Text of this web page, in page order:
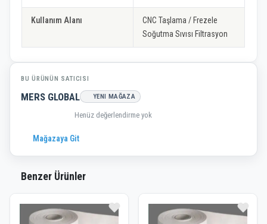
Kullanım Alanı
CNC Taşlama / Frezele
Soğutma Sıvısı Filtrasyon
BU ÜRÜNÜN SATICISI
MERS GLOBAL YENI MAĞAZA
Henüz değerlendirme yok
Mağazaya Git
Benzer Ürünler